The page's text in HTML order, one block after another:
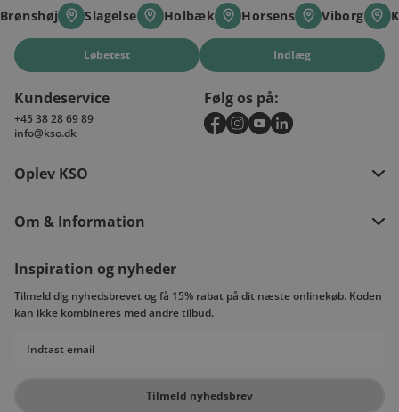
Brønshøj
Brønshøj
Slagelse
Slagelse
Holbæk
Holbæk
Horsens
Horsens
Viborg
Viborg
Løbetest Indlæg
Kundeservice
+45 38 28 69 89
info@kso.dk
Følg os på:
Oplev KSO
Om & Information
Inspiration og nyheder
Tilmeld dig nyhedsbrevet og få 15% rabat på dit næste onlinekøb. Koden
kan ikke kombineres med andre tilbud.
Tilmeld nyhedsbrev